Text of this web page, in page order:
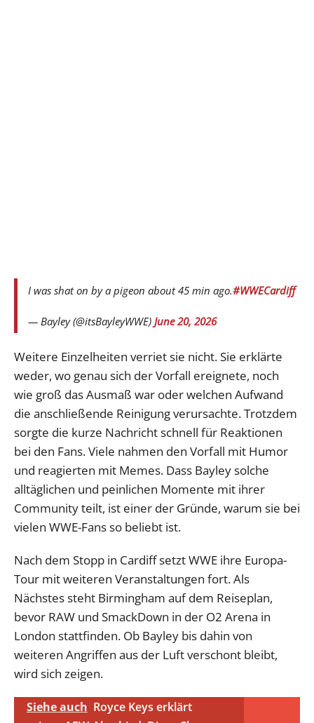
I was shat on by a pigeon about 45 min ago.#WWECardiff
— Bayley (@itsBayleyWWE) June 20, 2026
Weitere Einzelheiten verriet sie nicht. Sie erklärte
weder, wo genau sich der Vorfall ereignete, noch
wie groß das Ausmaß war oder welchen Aufwand
die anschließende Reinigung verursachte. Trotzdem
sorgte die kurze Nachricht schnell für Reaktionen
bei den Fans. Viele nahmen den Vorfall mit Humor
und reagierten mit Memes. Dass Bayley solche
alltäglichen und peinlichen Momente mit ihrer
Community teilt, ist einer der Gründe, warum sie bei
vielen WWE-Fans so beliebt ist.
Nach dem Stopp in Cardiff setzt WWE ihre Europa-
Tour mit weiteren Veranstaltungen fort. Als
Nächstes steht Birmingham auf dem Reiseplan,
bevor RAW und SmackDown in der O2 Arena in
London stattfinden. Ob Bayley bis dahin von
weiteren Angriffen aus der Luft verschont bleibt,
wird sich zeigen.
Siehe auch Royce Keys erklärt